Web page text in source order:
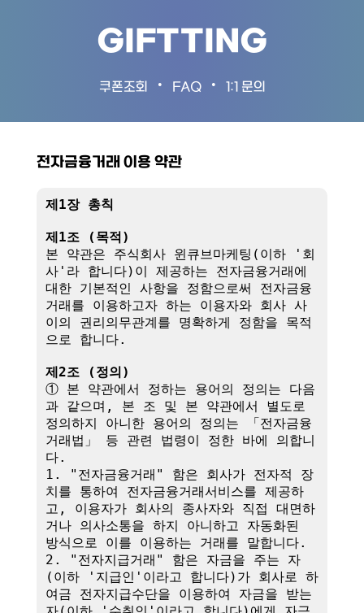
GIFTTING
쿠폰조회 • FAQ • 1:1 문의
전자금융거래 이용 약관
제1장 총칙
제1조 (목적)
본 약관은 주식회사 윈큐브마케팅(이하 '회
사'라 합니다)이 제공하는 전자금융거래에
대한 기본적인 사항을 정함으로써 전자금융
거래를 이용하고자 하는 이용자와 회사 사
이의 권리의무관계를 명확하게 정함을 목적
으로 합니다.
제2조 (정의)
① 본 약관에서 정하는 용어의 정의는 다음
과 같으며, 본 조 및 본 약관에서 별도로
정의하지 아니한 용어의 정의는 「전자금융
거래법」 등 관련 법령이 정한 바에 의합니
다.
1. "전자금융거래" 함은 회사가 전자적 장
치를 통하여 전자금융거래서비스를 제공하
고, 이용자가 회사의 종사자와 직접 대면하
거나 의사소통을 하지 아니하고 자동화된
방식으로 이를 이용하는 거래를 말합니다.
2. "전자지급거래" 함은 자금을 주는 자
(이하 '지급인'이라고 합니다)가 회사로 하
여금 전자지급수단을 이용하여 자금을 받는